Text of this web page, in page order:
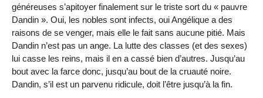
généreuses s’apitoyer finalement sur le triste sort du « pauvre
Dandin ». Oui, les nobles sont infects, oui Angélique a des
raisons de se venger, mais elle le fait sans aucune pitié. Mais
Dandin n’est pas un ange. La lutte des classes (et des sexes)
lui casse les reins, mais il en a cassé bien d’autres. Jusqu’au
bout avec la farce donc, jusqu’au bout de la cruauté noire.
Dandin, s’il est un parvenu ridicule, doit l’être jusqu’à la fin.